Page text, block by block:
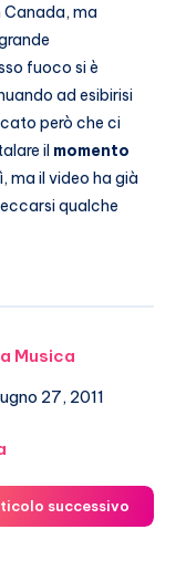
Canada, ma
fuoco si è
ad esibirisi
però che ci
il momento
ma il video ha già
qualche
Musica
27, 2011
successivo